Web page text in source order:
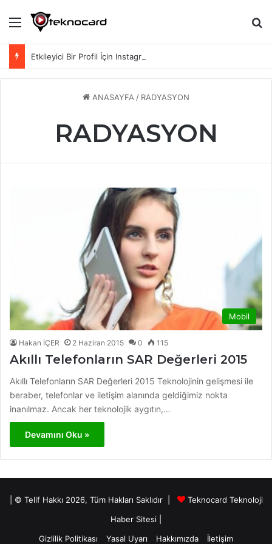
Menü
Etkileyici Bir Profil İçin Instagram Biyografi Sözleri
ANASAYFA / RADYASYON
RADYASYON
Mobil
Hakan İÇER 2 Haziran 2015 0 115
Akıllı Telefonların SAR Değerleri 2015
Akıllı Telefonların SAR Değerleri 2015 Teknolojinin gelişmesi ile
beraber, telefonlar ve iletişim alanında geldiğimiz nokta
inanılmaz. Ancak her teknolojik aygıtın,…
Devamını Oku »
| © Telif Hakkı 2026, Tüm Hakları Saklıdır |
Teknocard Teknoloji
Haber Sitesi
Gizlilik Politikası
Yasal Uyarı Hakkımızda İletişim